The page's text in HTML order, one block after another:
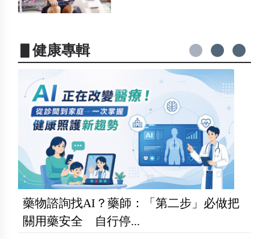
▋健康專輯
藥物諮詢找AI？藥師：「第二步」必做把
關用藥安全 自行停...